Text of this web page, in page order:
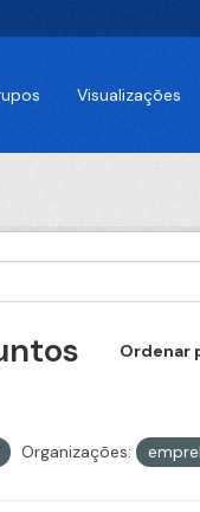
Visualizações
Ordenar
Organizações: emprel